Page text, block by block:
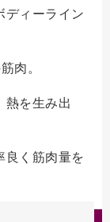
ディーライン
肉。
熱を生み出
良く筋肉量を